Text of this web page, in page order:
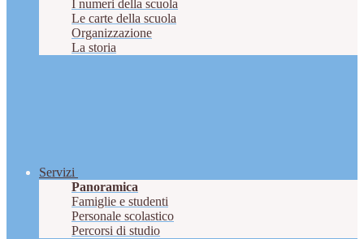
I numeri della scuola
Le carte della scuola
Organizzazione
La storia
Servizi
Panoramica
Famiglie e studenti
Personale scolastico
Percorsi di studio